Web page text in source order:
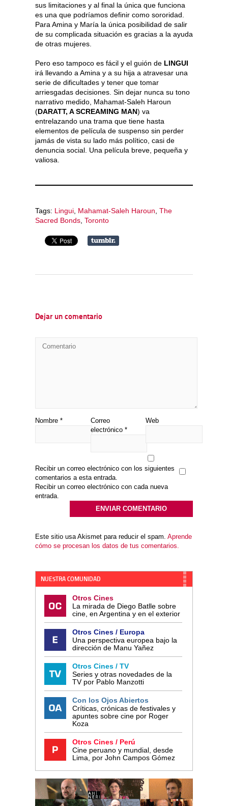
sus limitaciones y al final la única que funciona
es una que podríamos definir como sororidad.
Para Amina y María la única posibilidad de salir
de su complicada situación es gracias a la ayuda
de otras mujeres.
Pero eso tampoco es fácil y el guión de LINGUI
irá llevando a Amina y a su hija a atravesar una
serie de dificultades y tener que tomar
arriesgadas decisiones. Sin dejar nunca su tono
narrativo medido, Mahamat-Saleh Haroun
(DARATT, A SCREAMING MAN) va
entrelazando una trama que tiene hasta
elementos de película de suspenso sin perder
jamás de vista su lado más político, casi de
denuncia social. Una película breve, pequeña y
valiosa.
Tags: Lingui Mahamat-Saleh Haroun The
Sacred Bonds Toronto
Dejar un comentario
Nombre *
Correo
electrónico *
Web
Recibir un correo electrónico con los siguientes
comentarios a esta entrada.
Recibir un correo electrónico con cada nueva
entrada.
Este sitio usa Akismet para reducir el spam. Aprende
cómo se procesan los datos de tus comentarios.
NUESTRA COMUNIDAD
Otros Cines
La mirada de Diego Batlle sobre
cine, en Argentina y en el exterior
Otros Cines / Europa
Una perspectiva europea bajo la
dirección de Manu Yañez
Otros Cines / TV
Series y otras novedades de la
TV por Pablo Manzotti
Con los Ojos Abiertos
Críticas, crónicas de festivales y
apuntes sobre cine por Roger
Koza
Otros Cines / Perú
Cine peruano y mundial, desde
Lima, por John Campos Gómez